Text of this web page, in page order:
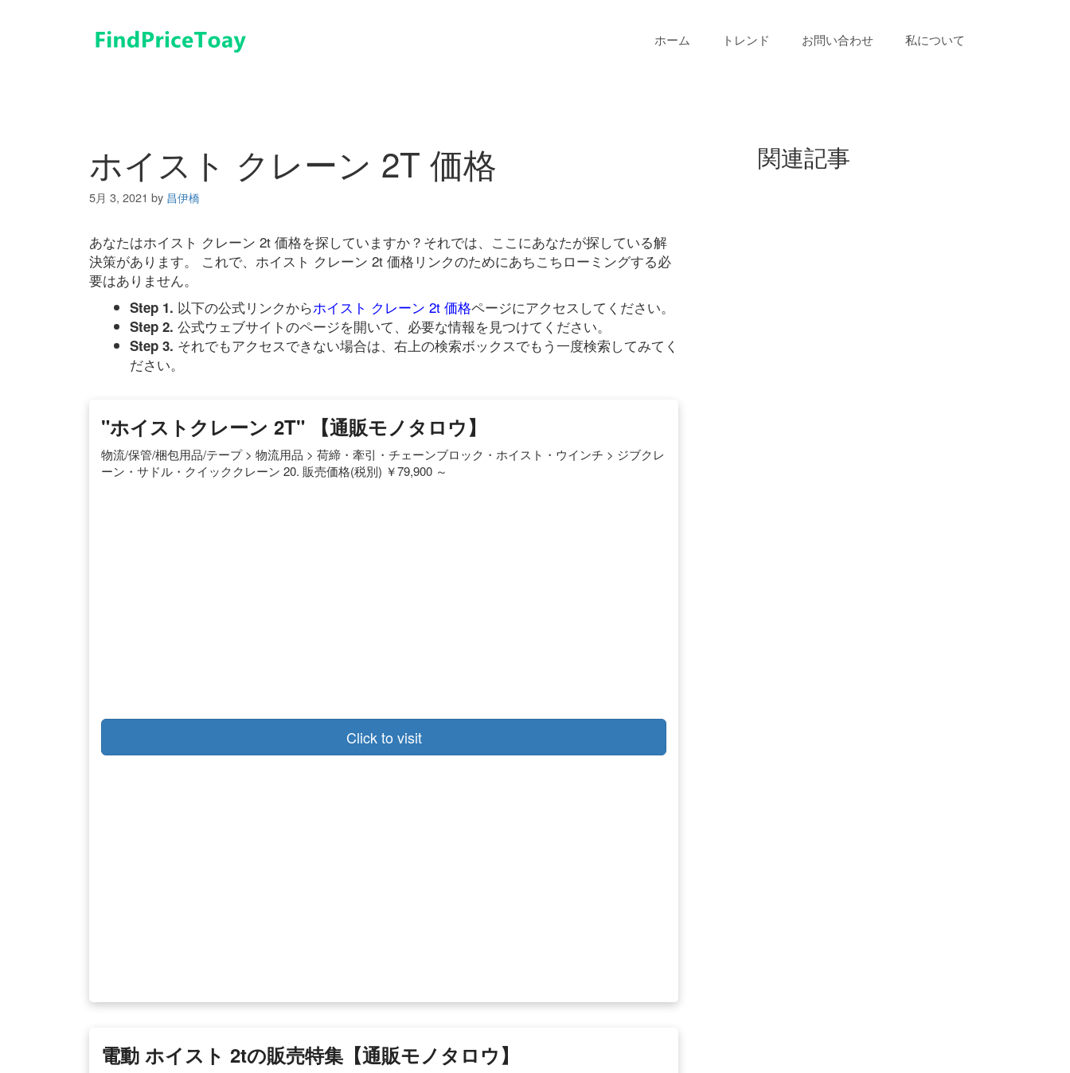
ホーム トレンド お問い合わせ 私について
ホイスト クレーン 2T 価格
5月 3, 2021 by 昌伊橋
あなたはホイスト クレーン 2t 価格を探していますか？それでは、ここにあなたが探している解
決策があります。 これで、ホイスト クレーン 2t 価格リンクのためにあちこちローミングする必
要はありません。
Step 1. 以下の公式リンクからホイスト クレーン 2t 価格ページにアクセスしてください。
Step 2. 公式ウェブサイトのページを開いて、必要な情報を見つけてください。
Step 3. それでもアクセスできない場合は、右上の検索ボックスでもう一度検索してみてく
ださい。
"ホイストクレーン 2T" 【通販モノタロウ】
物流/保管/梱包用品/テープ > 物流用品 > 荷締・牽引・チェーンブロック・ホイスト・ウインチ > ジブクレ
ーン・サドル・クイッククレーン 20. 販売価格(税別) ￥79,900 ～
Click to visit
電動 ホイスト 2tの販売特集【通販モノタロウ】
関連記事